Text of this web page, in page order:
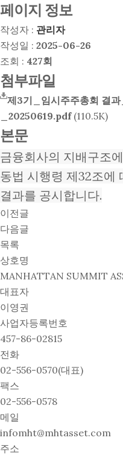
페이지 정보
작성자 : 관리자
작성일 : 2025-06-26
조회 : 427회
첨부파일
제3기_임시주주총회 결
_20250619.pdf(110.5K)
본문
금융회사의 지배구조
동법 시행령 제32조에
결과를 공시합니다.
이전글
다음글
목록
상호명
MANHATTAN SUMMIT
대표자
이영권
사업자등록번호
457-86-02815
전화
02-556-0570(대표)
팩스
02-556-0578
메일
infomht@mhtasset.com
주소